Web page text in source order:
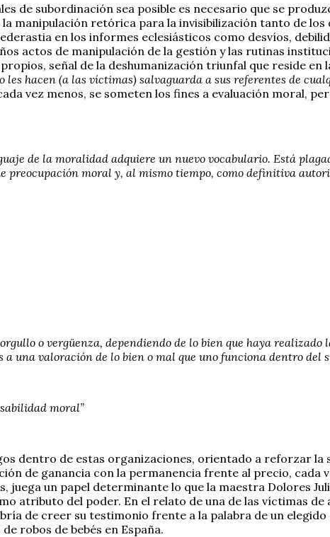
de subordinación sea posible es necesario que se
manipulación retórica para la invisibilización tanto de
en los informes eclesiásticos como desvíos,
actos de manipulación de la gestión y las rutinas
señal de la deshumanización triunfal que reside
hacen (a las víctimas) salvaguarda a sus referentes de
vez menos, se someten los fines a evaluación moral,
de la moralidad adquiere un nuevo vocabulario. Está
preocupación moral y, al mismo tiempo, como definitiva
o vergüenza, dependiendo de lo bien que haya
una valoración de lo bien o mal que uno funciona dentro del
moral”
dentro de estas organizaciones, orientado a reforzar la
de ganancia con la permanencia frente al precio, cada
un papel determinante lo que la maestra Dolores
atributo del poder. En el relato de una de las víctimas de
de creer su testimonio frente a la palabra de un
robos de bebés en España.